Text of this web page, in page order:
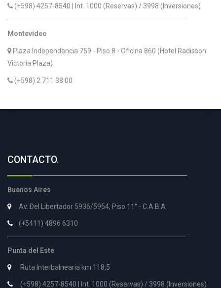
(+598) 4257-8540 | Int. 1000 (Reservas) / 3998 (Inversiones)
Montevideo
Plaza Independencia 759 - Piso 8 - Oficina 860 (Hotel Radisson
Victoria Plaza)
(+598) 2 711 38 00
CONTACTO.
Buenos Aires
Av. Del Libertador 5936/5954, Piso 11° - C.A.B.A
(+5411) 4896 6310
Punta del Este
Ruta Interbalnearia km 118,5
(+598) 4257-8540 | Int. 1000 (Reservas) / 3998 (Inversiones)